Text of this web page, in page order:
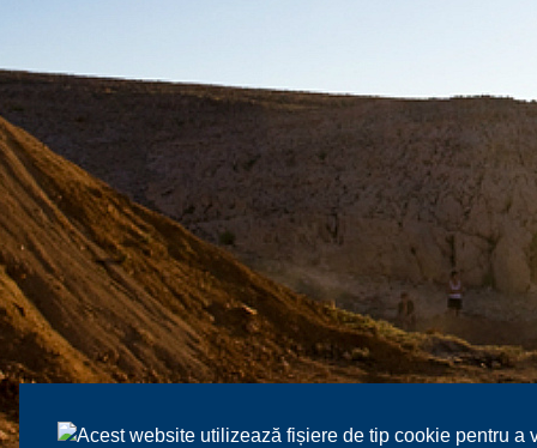
Acest website utilizează fișiere de tip cookie pentru